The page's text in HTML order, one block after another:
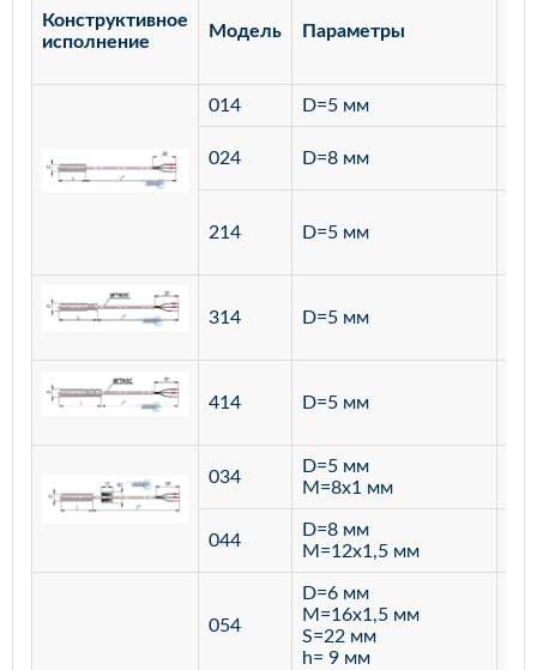
Конструктивное
исполнение
Модель Параметры
014 D=5 мм
024 D=8 мм
214 D=5 мм
314 D=5 мм
414 D=5 мм
034
D=5 мм
M=8х1 мм
044
D=8 мм
M=12х1,5 мм
054
D=6 мм
M=16х1,5 мм
S=22 мм
h= 9 мм